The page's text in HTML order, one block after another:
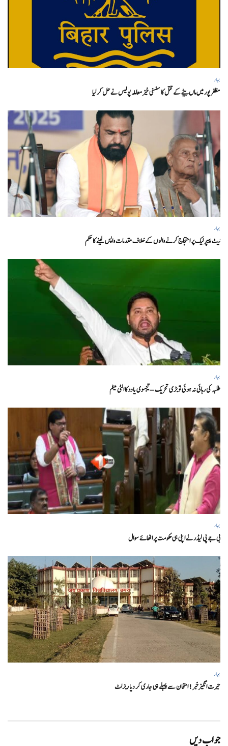
بہار
مظفر پور میں ماں بیٹے کے قتل کا سنسنی خیز معاملہ پولیس نے حل کر لیا
بہار
نیٹ پیپر لیک پر احتجاج کرنے والوں کے خلاف مقدمات واپس لینے کا حکم
بہار
طلبہ کی رہائی نہ ہوئی تو بڑی تحریک – تیجسوی یادو کا الٹی میٹم
بہار
بی جے پی لیڈر نے اپنی ہی حکومت پر اٹھائے سوال
بہار
حیرت انگیزخبر ! امتحان سے پہلے ہی جاری کر دیا ریزلٹ
جواب دیں